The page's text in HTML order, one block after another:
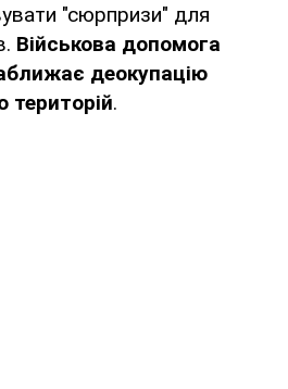
"сюрпризи" для
Військова допомога
деокупацію
територій.